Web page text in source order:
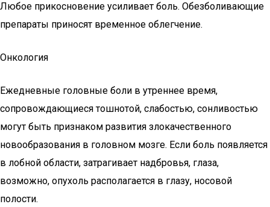
Любое прикосновение усиливает боль. Обезболивающие
препараты приносят временное облегчение.
Онкология
Ежедневные головные боли в утреннее время,
сопровождающиеся тошнотой, слабостью, сонливостью
могут быть признаком развития злокачественного
новообразования в головном мозге. Если боль появляется
в лобной области, затрагивает надбровья, глаза,
возможно, опухоль располагается в глазу, носовой
полости.